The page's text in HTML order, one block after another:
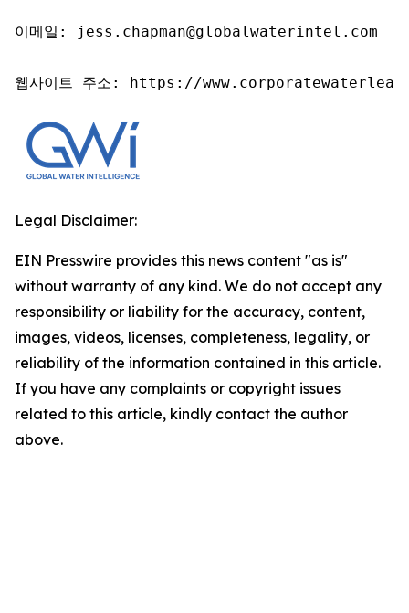
이메일: jess.chapman@globalwaterintel.com
웹사이트 주소: https://
Legal Disclaimer:
EIN Presswire provides this news content "as is"
without warranty of any kind. We do not accept any
responsibility or liability for the accuracy, content,
images, videos, licenses, completeness, legality, or
reliability of the information contained in this article.
If you have any complaints or copyright issues
related to this article, kindly contact the author
above.